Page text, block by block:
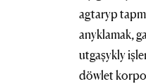
agtaryp
anyklamak,
utgaşykly
döwlet